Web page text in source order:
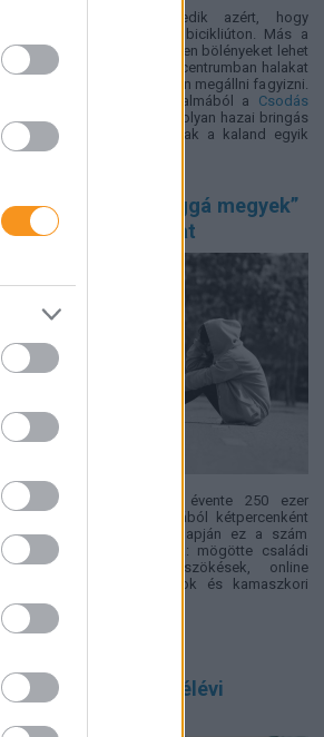
minden gyerek lelkesedik azért, hogy
át tekerjen egy bicikliúton. Más a
viszont akkor, ha útközben bölényeket lehet
arborétumban sétálni, ökocentrumban halakat
vagy éppen egy vár tövében megállni fagyizni.
világnapja alkalmából a
Csodás
összegyűjtött öt olyan hazai bringás
ahol maga az út csak a kaland egyik
kamasz: a „világgá megyek”
is torkollhat
becslések szerint évente 250 ezer
tűnik el – vagyis nagyjából kétpercenként
Az Eltűnt gyerekek világnapján ez a szám
rendőrségi statisztika: mögötte családi
bántalmazás, szökések, online
intézményi hiányok és kamaszkori
is állhatnak.
szülő félreérti a félévi